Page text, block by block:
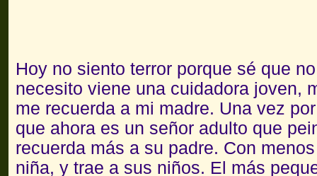
Hoy no siento terror porque sé que
necesito viene una cuidadora joven,
me recuerda a mi madre. Una vez
que ahora es un señor adulto que
recuerda más a su padre. Con
niña, y trae a sus niños. El más